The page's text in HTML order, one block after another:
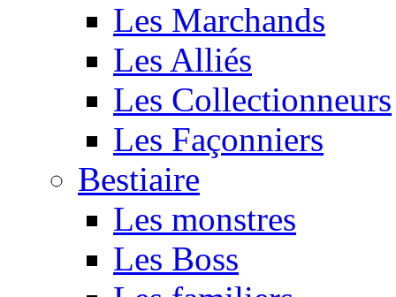
Les Marchands
Les Alliés
Les Collectionneurs
Les Façonniers
Bestiaire
Les monstres
Les Boss